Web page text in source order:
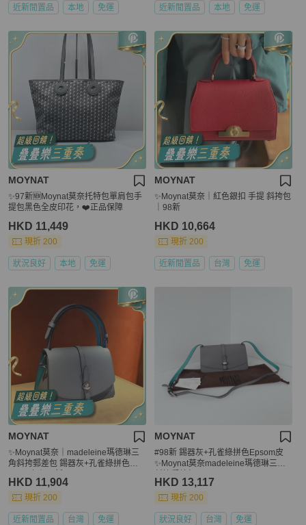
近新閒置品 本地 免運 近新閒置品 本地 免運
MOYNAT
✨97新🆕Moynat莫奈托特包單肩包手
提包黑色全皮印花，❤️正品保障
HKD 11,449
現折 200
狀況良好 本地 免運
MOYNAT
✨Moynat莫奈｜紅色銀扣 手提 斜挎包
｜98新
HKD 10,664
現折 200
近新閒置品 台灣 免運
MOYNAT
✨Moynat莫奈｜madeleine瑪德琳三
角斜挎郵差包 錫器灰+孔雀綠拼色｜E
HKD 11,904
現折 200
近新閒置品 台灣 免運
MOYNAT
#98新 錫器灰+孔雀綠拼色Epsom皮
✨Moynat莫奈madeleine瑪德琳三角
HKD 13,117
現折 200
狀況良好 台灣 免運